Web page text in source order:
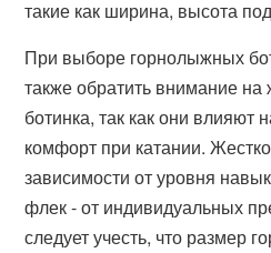
такие как ширина, высота
При выборе горнолыжных
также обратить внимание на
ботинка, так как они влияют
комфорт при катании.
зависимости от уровня
флек - от индивидуальных
следует учесть, что размер